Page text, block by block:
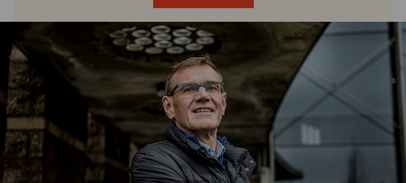
academy
society